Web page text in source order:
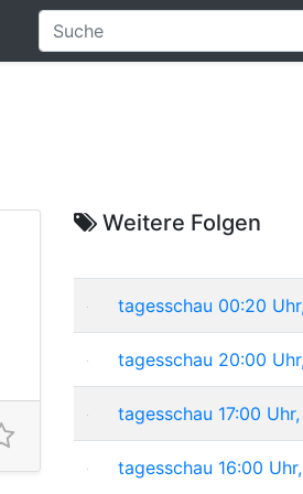
Weitere Folgen
tagesschau 00:20
tagesschau 20:00
tagesschau 17:00
tagesschau 16:00